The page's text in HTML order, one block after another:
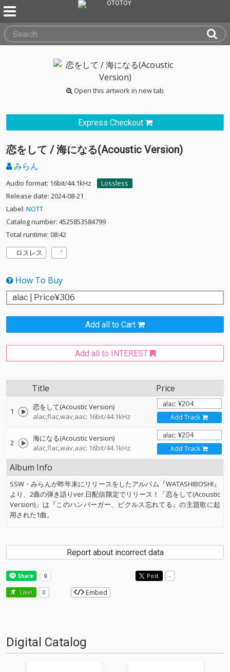
Open this artwork in new tab
Express Checkout
恋をして / 海になる(Acoustic Version)
みらん
Audio format: 16bit/44.1kHz
Lossless
Release date: 2024-08-21
Label: NOTT
Catalog number: 4525853584799
Total runtime: 08:42
ロスレス
How To Buy
Add all to Cart
Add all to INTEREST
Title Price
1
恋をして(Acoustic Version)
alac,flac,wav,aac: 16bit/44.1kHz
Add Track
2
海になる(Acoustic Version)
alac,flac,wav,aac: 16bit/44.1kHz
Add Track
Album Info
SSW・みらんが昨年末にリリースをしたアルバム『WATASHIBOSHI』
より、2曲の弾き語りver.日配信限定でリリース！「恋をして(Acoustic
Version)」は『このハンバーガー、ピクルス忘れてる』の主題歌に起
用された1曲。
Report about incorrect data
Post -
Like! 0 Embed
Digital Catalog